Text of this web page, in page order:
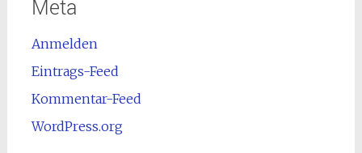
Meta
Anmelden
Eintrags-Feed
Kommentar-Feed
WordPress.org